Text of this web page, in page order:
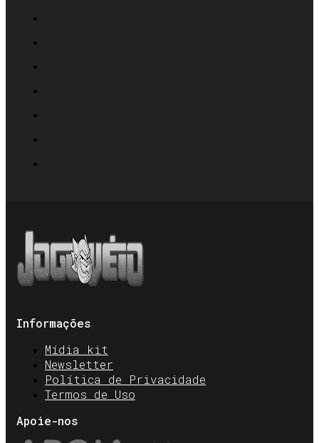
Informações
Mídia kit
Newsletter
Política de Privacidade
Termos de Uso
Apoie-nos